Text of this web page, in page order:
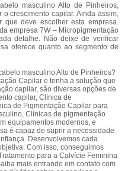
masculino Alto de Pinheiros,
crescimento capilar. Ainda assim,
deve escolher esta empresa.
empresa 7W – Micropigmentação
detalhe. Não deixe de verificar
oferece quanto ao segmento de
masculino Alto de Pinheiros?
Capilar e tenha a solução que
capilar, são diversas opções de
capilar, Clínica de
de Pigmentação Capilar para
Clínicas de pigmentação
equipamentos modernos, e
é capaz de suprir a necessidade
Desenvolvemos cada
Com isso, conseguimos
para a Calvície Feminina
mais entrando em contato com